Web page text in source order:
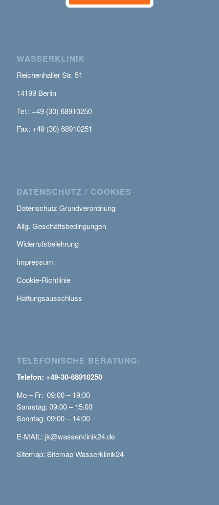
WASSERKLINIK
Reichenhaller Str. 51
14199 Berlin
Tel.: +49 (30) 68910250
Fax: +49 (30) 68910251
DATENSCHUTZ / COOKIES
Datenschutz Grundverordnung
Allg. Geschäftsbedingungen
Widerrufsbelehrung
Impressum
Cookie-Richtlinie
Haftungsausschluss
TELEFONISCHE BERATUNG:
Telefon: +49-30-68910250
Mo – Fr: 09:00 – 19:00
Samstag: 09:00 – 15:00
Sonntag: 09:00 – 14:00
E-MAIL: jk@wasserklinik24.de
Sitemap: Sitemap Wasserklinik24